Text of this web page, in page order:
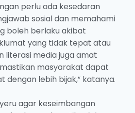
perlu ada kesedaran
sosial dan memahami
boleh berlaku akibat
yang tidak tepat atau
literasi media juga amat
masyarakat dapat
dengan lebih bijak,” katanya.
agar keseimbangan